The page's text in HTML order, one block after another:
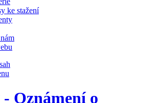
ke stažení
Oznámení o